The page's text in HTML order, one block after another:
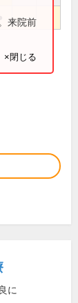
来院前
×閉じる
に